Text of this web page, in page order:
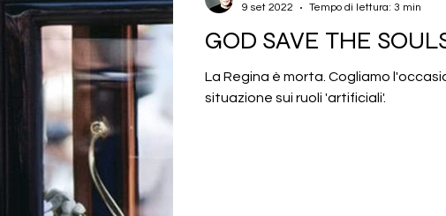
GOD SAVE THE
La Regina è morta. Cogliamo
situazione sui ruoli 'artificiali'.
9 set 2022
Tempo di lettura: 3 min